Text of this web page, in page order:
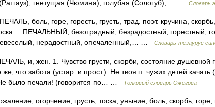
(Ратгауз); гнетущая (Чюмина); голубая (Сологуб);… …
Словарь
боль, горе, горесть, грусть, трад. поэт. кручина, скорбь,
ПЕЧАЛЬНЫЙ, безотрадный, безрадостный, горестный,
нерадостный, опечаленный,… …
Словарь-тезаурус
и, жен. 1. Чувство грусти, скорби, состояние душевной
что забота (устар. и прост.). Не твоя п. чужих детей качать
было печали! (говорится по… …
Толковый словарь Ожегова
огорчение, грусть, тоска, уныние, боль, скорбь,